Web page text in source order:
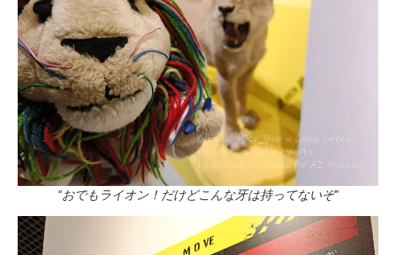
“おでもライオン！だけどこんな牙は持ってないぞ”